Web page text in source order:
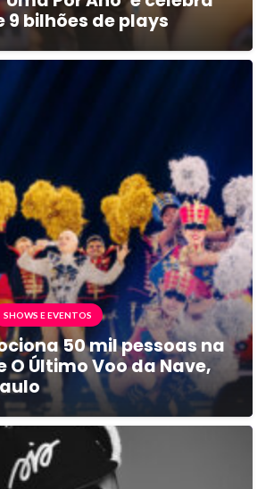
9 bilhões de plays
SHOWS E EVENTOS
50 mil pessoas na
O Último Voo da Nave,